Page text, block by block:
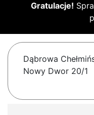
Gratulacje!
Dąbrowa
Nowy Dwor 20/1